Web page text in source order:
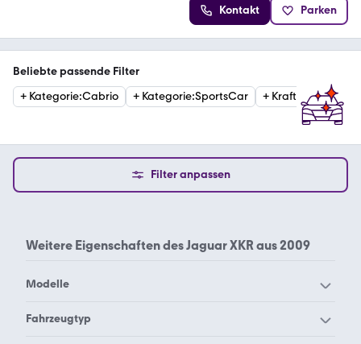
Kontakt Parken
Beliebte passende Filter
+ Kategorie:Cabrio + Kategorie:SportsCar + Kraftstoffart:
Filter anpassen
Weitere Eigenschaften desJaguar XKR aus 2009
Modelle
Jaguar Daimler
Fahrzeugtyp